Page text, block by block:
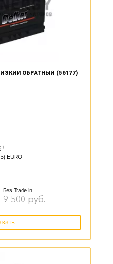
НИЗКИЙ ОБРАТНЫЙ (56177)
EURO
Без Trade-in
9 500 руб.